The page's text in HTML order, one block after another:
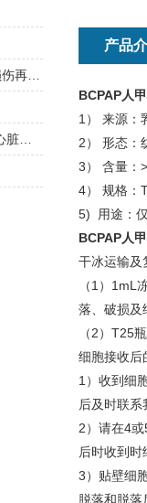
产品
BCPAP人
1） 来源：
2） 形态：
3） 含量：
4） 规格：
5) 用途：
BCPAP人
干冰运输及
（1）1mL
落、破损及
（2）T25
细胞接收后
1）收到细
后及时联系
2）请在4
后时收到时
3）贴壁细
脱落和脱落